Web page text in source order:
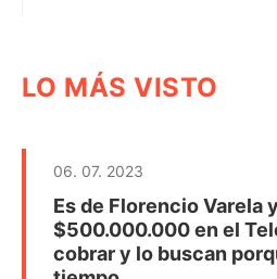
LO MÁS VISTO
06. 07. 2023
Es de Florencio Varela
$500.000.000 en el
cobrar y lo buscan